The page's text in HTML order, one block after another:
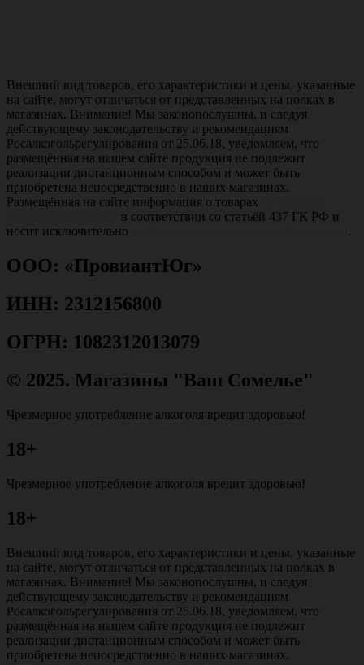
Внешний вид товаров, его характеристики и цены, указанные
на сайте, могут отличаться от представленных на полках в
магазинах. Внимание! Мы законопослушны, и следуя
действующему законодательству и рекомендациям
Росалкогольрегулирования от 25.06.18, уведомляем, что
размещённая на нашем сайте продукция не подлежит
реализации дистанционным способом и может быть
приобретена непосредственно в наших магазинах.
Размещённая на сайте информация о товарах
в соответствии со статьёй 437 ГК РФ и
носит исключительно
.
ООО: «ПровиантЮг»
ИНН: 2312156800
ОГРН: 1082312013079
© 2025. Магазины "Ваш Сомелье"
Чрезмерное употребление алкоголя вредит здоровью!
18+
Чрезмерное употребление алкоголя вредит здоровью!
18+
Внешний вид товаров, его характеристики и цены, указанные
на сайте, могут отличаться от представленных на полках в
магазинах. Внимание! Мы законопослушны, и следуя
действующему законодательству и рекомендациям
Росалкогольрегулирования от 25.06.18, уведомляем, что
размещённая на нашем сайте продукция не подлежит
реализации дистанционным способом и может быть
приобретена непосредственно в наших магазинах.